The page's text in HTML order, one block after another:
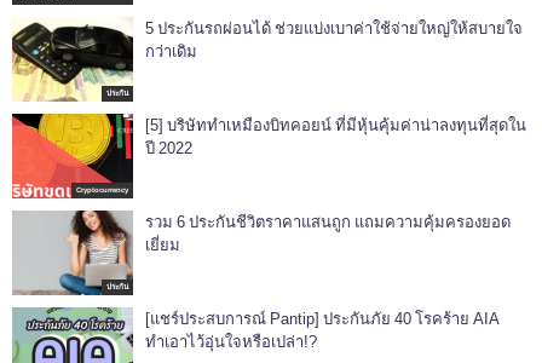
ประกัน
5 ประกันรถผ่อนได้ ช่วยแบ่งเบาค่าใช้จ่ายใหญ่ให้สบายใจ
กว่าเดิม
Cryptocurrency
[5] บริษัททำเหมืองบิทคอยน์ ที่มีหุ้นคุ้มค่าน่าลงทุนที่สุดใน
ปี 2022
ประกัน
รวม 6 ประกันชีวิตราคาแสนถูก แถมความคุ้มครองยอด
เยี่ยม
[แชร์ประสบการณ์ Pantip] ประกันภัย 40 โรคร้าย AIA
ทำเอาไว้อุ่นใจหรือเปล่า!?